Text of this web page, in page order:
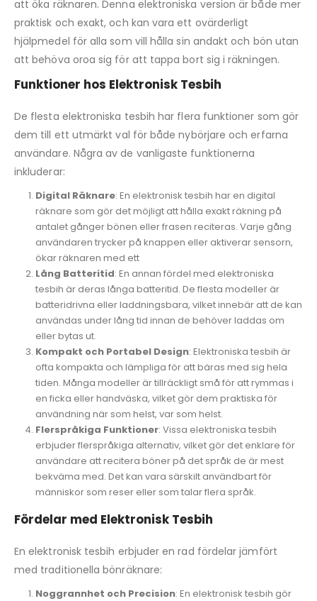
att öka räknaren. Denna elektroniska version är både mer
praktisk och exakt, och kan vara ett ovärderligt
hjälpmedel för alla som vill hålla sin andakt och bön utan
att behöva oroa sig för att tappa bort sig i räkningen.
Funktioner hos Elektronisk Tesbih
De flesta elektroniska tesbih har flera funktioner som gör
dem till ett utmärkt val för både nybörjare och erfarna
användare. Några av de vanligaste funktionerna
inkluderar:
Digital Räknare: En elektronisk tesbih har en digital
räknare som gör det möjligt att hålla exakt räkning på
antalet gånger bönen eller frasen reciteras. Varje gång
användaren trycker på knappen eller aktiverar sensorn,
ökar räknaren med ett
Lång Batteritid: En annan fördel med elektroniska
tesbih är deras långa batteritid. De flesta modeller är
batteridrivna eller laddningsbara, vilket innebär att de kan
användas under lång tid innan de behöver laddas om
eller bytas ut.
Kompakt och Portabel Design: Elektroniska tesbih är
ofta kompakta och lämpliga för att bäras med sig hela
tiden. Många modeller är tillräckligt små för att rymmas i
en ficka eller handväska, vilket gör dem praktiska för
användning när som helst, var som helst.
Flerspråkiga Funktioner: Vissa elektroniska tesbih
erbjuder flerspråkiga alternativ, vilket gör det enklare för
användare att recitera böner på det språk de är mest
bekväma med. Det kan vara särskilt användbart för
människor som reser eller som talar flera språk.
Fördelar med Elektronisk Tesbih
En elektronisk tesbih erbjuder en rad fördelar jämfört
med traditionella bönräknare:
Noggrannhet och Precision: En elektronisk tesbih gör